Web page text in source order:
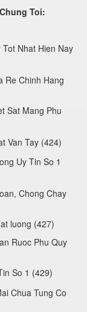
Toi:
Nhat Hien Nay
Re Chinh Hang
Sat Mang Phu
Van Tay (424)
Uy Tin So 1
Chong Chay
luong (427)
Ruoc Phu Quy
So 1 (429)
Chua Tung Co